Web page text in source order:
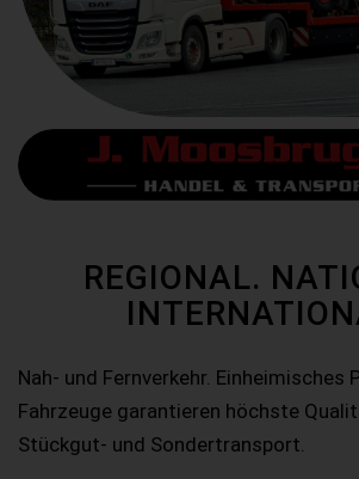
REGIONAL.
Nah- und Fernverkehr. Einheimisches
Fahrzeuge garantieren höchste
Stückgut- und Sondertransport.